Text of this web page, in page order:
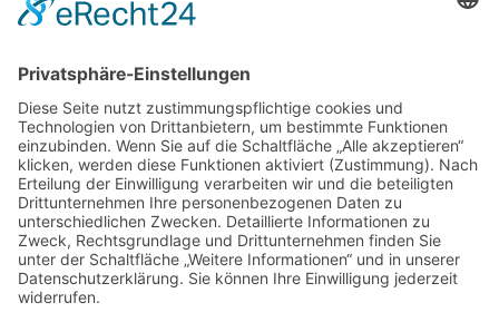
Pragmatische Lösungen für komplexe Anforderungen. Ihr
Partner für Managementsysteme und
Cookie-Einstellungen
© Erstellt von Johannes Eder Grafikdesign
Seiten
Adresse
Hermann-Oberth-Str. 9
85640 Putzbrunn